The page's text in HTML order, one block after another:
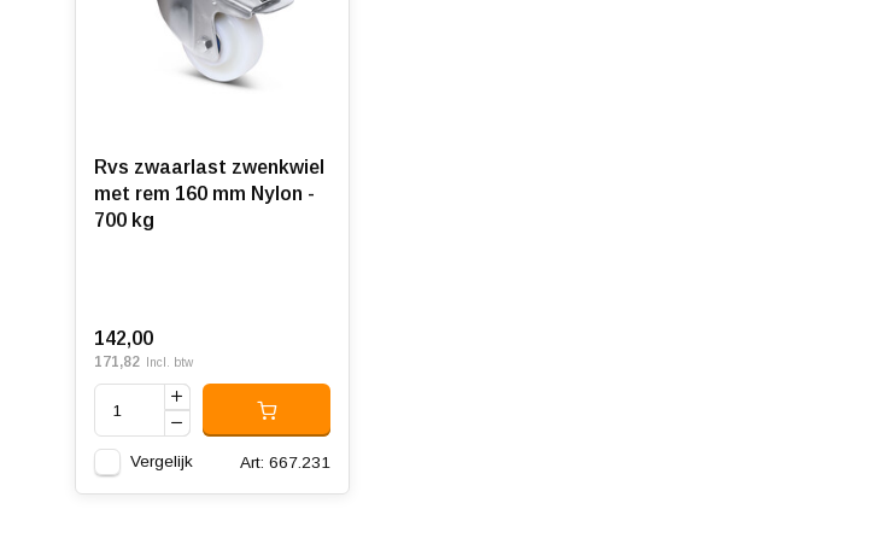
Rvs zwaarlast zwenkwiel
met rem 160 mm Nylon -
700 kg
142,00
171,82 Incl. btw
Vergelijk Art: 667.231